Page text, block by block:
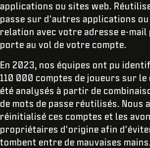
applications ou sites web.
passe sur d'autres applications ou
relation avec votre adresse e-
porte au vol de votre compte.
En 2023, nos équipes ont pu
110 000 comptes de joueurs sur
été analysés à partir de
de mots de passe réutilisés. Nous
réinitialisé ces comptes et les
propriétaires d'origine afin
tombent entre de mauvaises